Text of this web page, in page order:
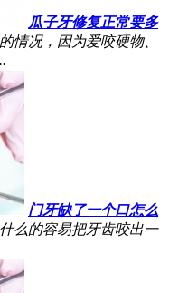
瓜子牙修复正常要多
情况，因为爱咬硬物、
门牙缺了一个口怎么
么的容易把牙齿咬出一